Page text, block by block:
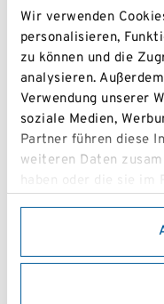
Wir verwenden
personalisieren,
zu können und die
analysieren.
Verwendung unserer
soziale Medien,
Partner führen diese
weiteren Daten
haben oder die sie im